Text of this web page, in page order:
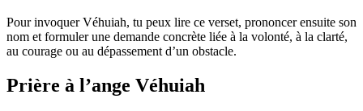
Pour invoquer Véhuiah, tu peux lire ce verset, prononcer ensuite son
nom et formuler une demande concrète liée à la volonté, à la clarté,
au courage ou au dépassement d’un obstacle.
Prière à l’ange Véhuiah